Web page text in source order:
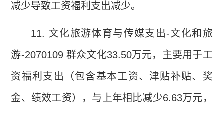
减少导致工资福利支出减少。
11. 文化旅游体育与传媒支出-文化和旅
游-2070109 群众文化33.50万元，主要用于工
资福利支出（包含基本工资、津贴补贴、奖
金、绩效工资），与上年相比减少6.63万元，